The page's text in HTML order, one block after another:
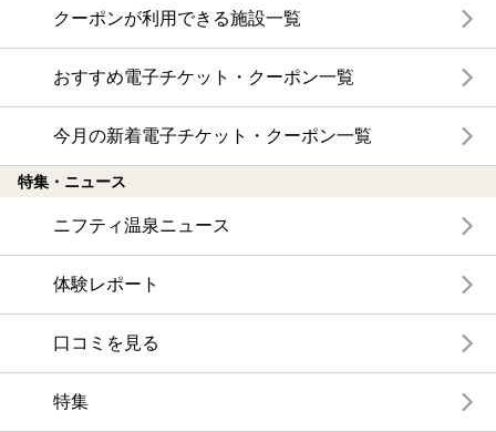
地図から探す
特徴から探す
温泉地から探す
電子チケットが利用できる施設一覧
クーポンが利用できる施設一覧
おすすめ電子チケット・クーポン一覧